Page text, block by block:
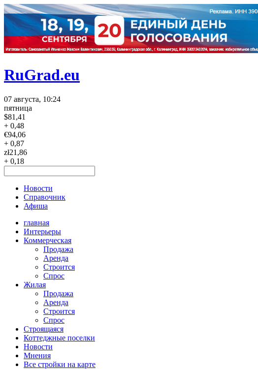
RuGrad.eu
07 августа, 10:24
пятница
$81,41
+ 0,48
€94,06
+ 0,87
zł21,86
+ 0,18
Новости
Справочник
Афиша
главная
Интерьеры
Коммерческая
Продажа
Аренда
Строится
Спрос
Жилая
Продажа
Аренда
Строится
Спрос
Строящаяся
Коттеджные поселки
Новости
Мнения
Все стройки на карте